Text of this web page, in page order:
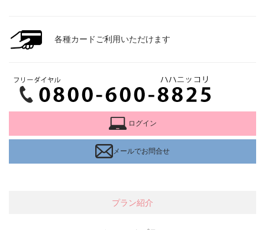
各種カードご利用いただけます
ログイン
メールでお問合せ
プラン紹介